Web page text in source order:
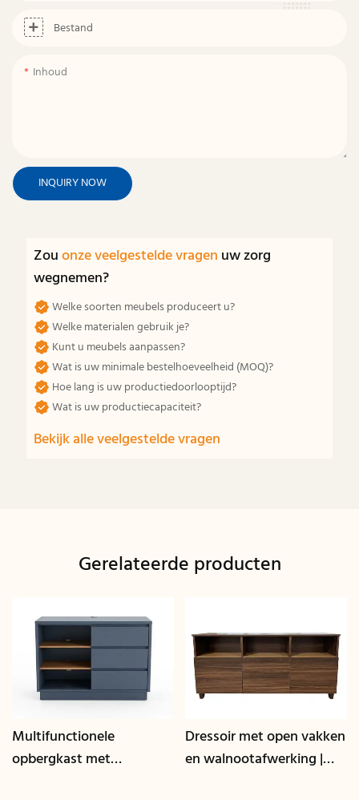
Bestand
Inhoud
INQUIRY NOW
Zouonze veelgestelde vragen uw zorg
wegnemen?
Welke soorten meubels produceert u?
Welke materialen gebruik je?
Kunt u meubels aanpassen?
Wat is uw minimale bestelhoeveelheid (MOQ)?
Hoe lang is uw productiedoorlooptijd?
Wat is uw productiecapaciteit?
Bekijk alle veelgestelde vragen
Gerelateerde producten
Multifunctionele
opbergkast met
Dressoir met open vakken
en walnootafwerking |